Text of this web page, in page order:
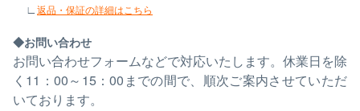
返品・保証の詳細はこちら
お問い合わせ
お問い合わせフォームなどで対応いたします。休業日を除
く11：00～15：00までの間で、順次ご案内させていただ
いております。